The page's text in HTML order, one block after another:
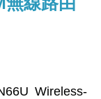
Wireless-